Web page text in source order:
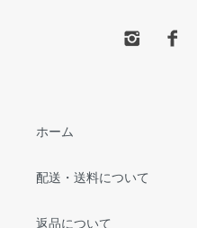
ホーム
配送・送料について
返品について